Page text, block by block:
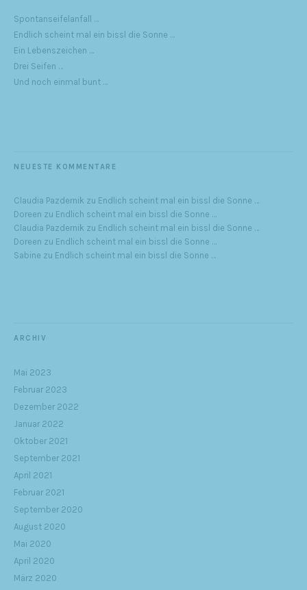
Spontanseifelanfall …
Endlich scheint mal ein bissl die Sonne …
Ein Lebenszeichen …
Drei Seifen …
Und noch einmal bunt …
NEUESTE KOMMENTARE
Claudia Pazdernik zu Endlich scheint mal ein bissl die Sonne …
Doreen zu Endlich scheint mal ein bissl die Sonne …
Claudia Pazdernik zu Endlich scheint mal ein bissl die Sonne …
Doreen zu Endlich scheint mal ein bissl die Sonne …
Sabine zu Endlich scheint mal ein bissl die Sonne …
ARCHIV
Mai 2023
Februar 2023
Dezember 2022
Januar 2022
Oktober 2021
September 2021
April 2021
Februar 2021
September 2020
August 2020
Mai 2020
April 2020
März 2020